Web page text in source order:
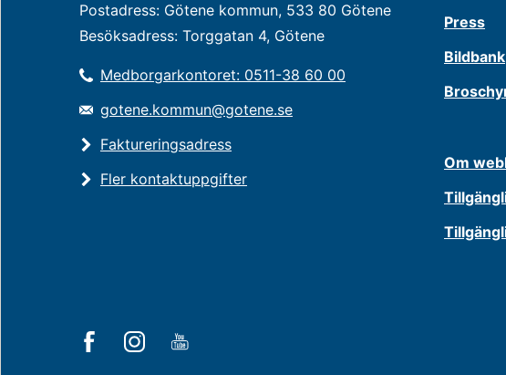
Postadress: Götene kommun, 533 80 Götene
Besöksadress: Torggatan 4, Götene
Medborgarkontoret: 0511-38 60 00
gotene.kommun@gotene.se
Faktureringsadress
Fler kontaktuppgifter
Press
Bildbank
Om